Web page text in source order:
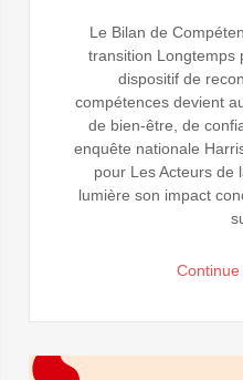
Le Bilan de
transition Longtemps
dispositif de
compétences devient
de bien-être, de
enquête nationale
pour Les Acteurs de
lumière son impact